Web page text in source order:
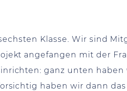
Klasse. Wir sind
angefangen mit der
ganz unten haben
haben wir dann